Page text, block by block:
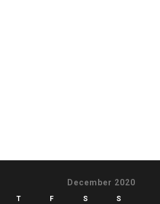
December 2020
T F S S